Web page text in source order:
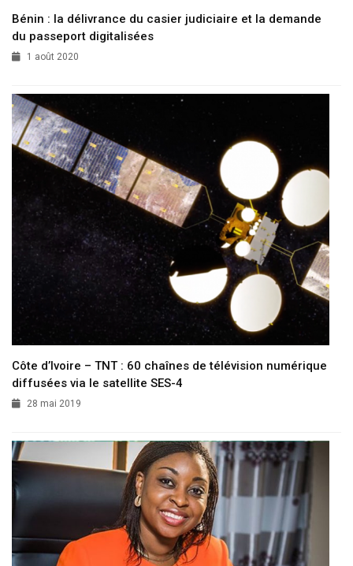
Bénin : la délivrance du casier judiciaire et la demande
du passeport digitalisées
1 août 2020
Côte d’Ivoire – TNT : 60 chaînes de télévision numérique
diffusées via le satellite SES-4
28 mai 2019